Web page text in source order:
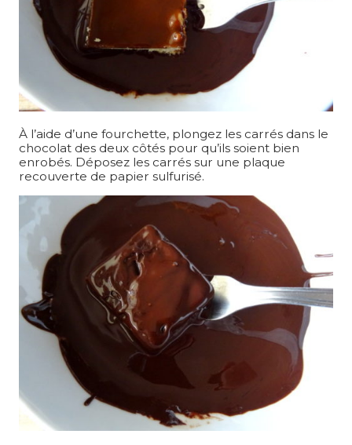
À l’aide d’une fourchette, plongez les carrés dans le
chocolat des deux côtés pour qu’ils soient bien
enrobés. Déposez les carrés sur une plaque
recouverte de papier sulfurisé.